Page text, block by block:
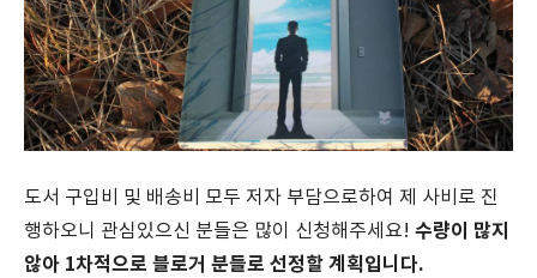
도서 구입비 및 배송비 모두 저자 부담으로하여 제 사비로 진
행하오니 관심있으신 분들은 많이 신청해주세요! 수량이 많지
않아 1차적으로 블로거 분들로 선정할 계획입니다.